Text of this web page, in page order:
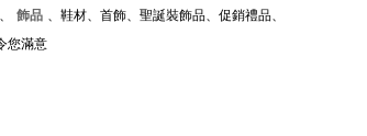
飾品 、鞋材、首飾、聖誕裝飾品、促銷禮品、
您滿意